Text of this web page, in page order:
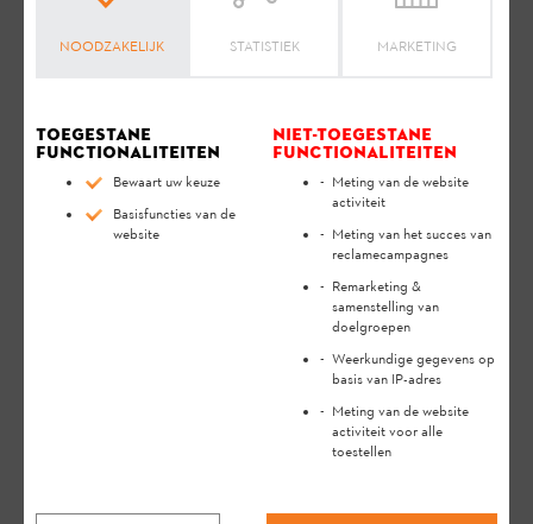
CONTACTEER ONS PER E-MAIL
NOODZAKELIJK STATISTIEK MARKETING
Toegestane
functionaliteiten
Bewaart uw keuze
Basisfuncties van de
website
Niet-toegestane
functionaliteiten
Meting van de website
activiteit
Meting van het succes van
reclamecampagnes
Remarketing &
samenstelling van
doelgroepen
Weerkundige gegevens op
basis van IP-adres
Meting van de website
activiteit voor alle
toestellen